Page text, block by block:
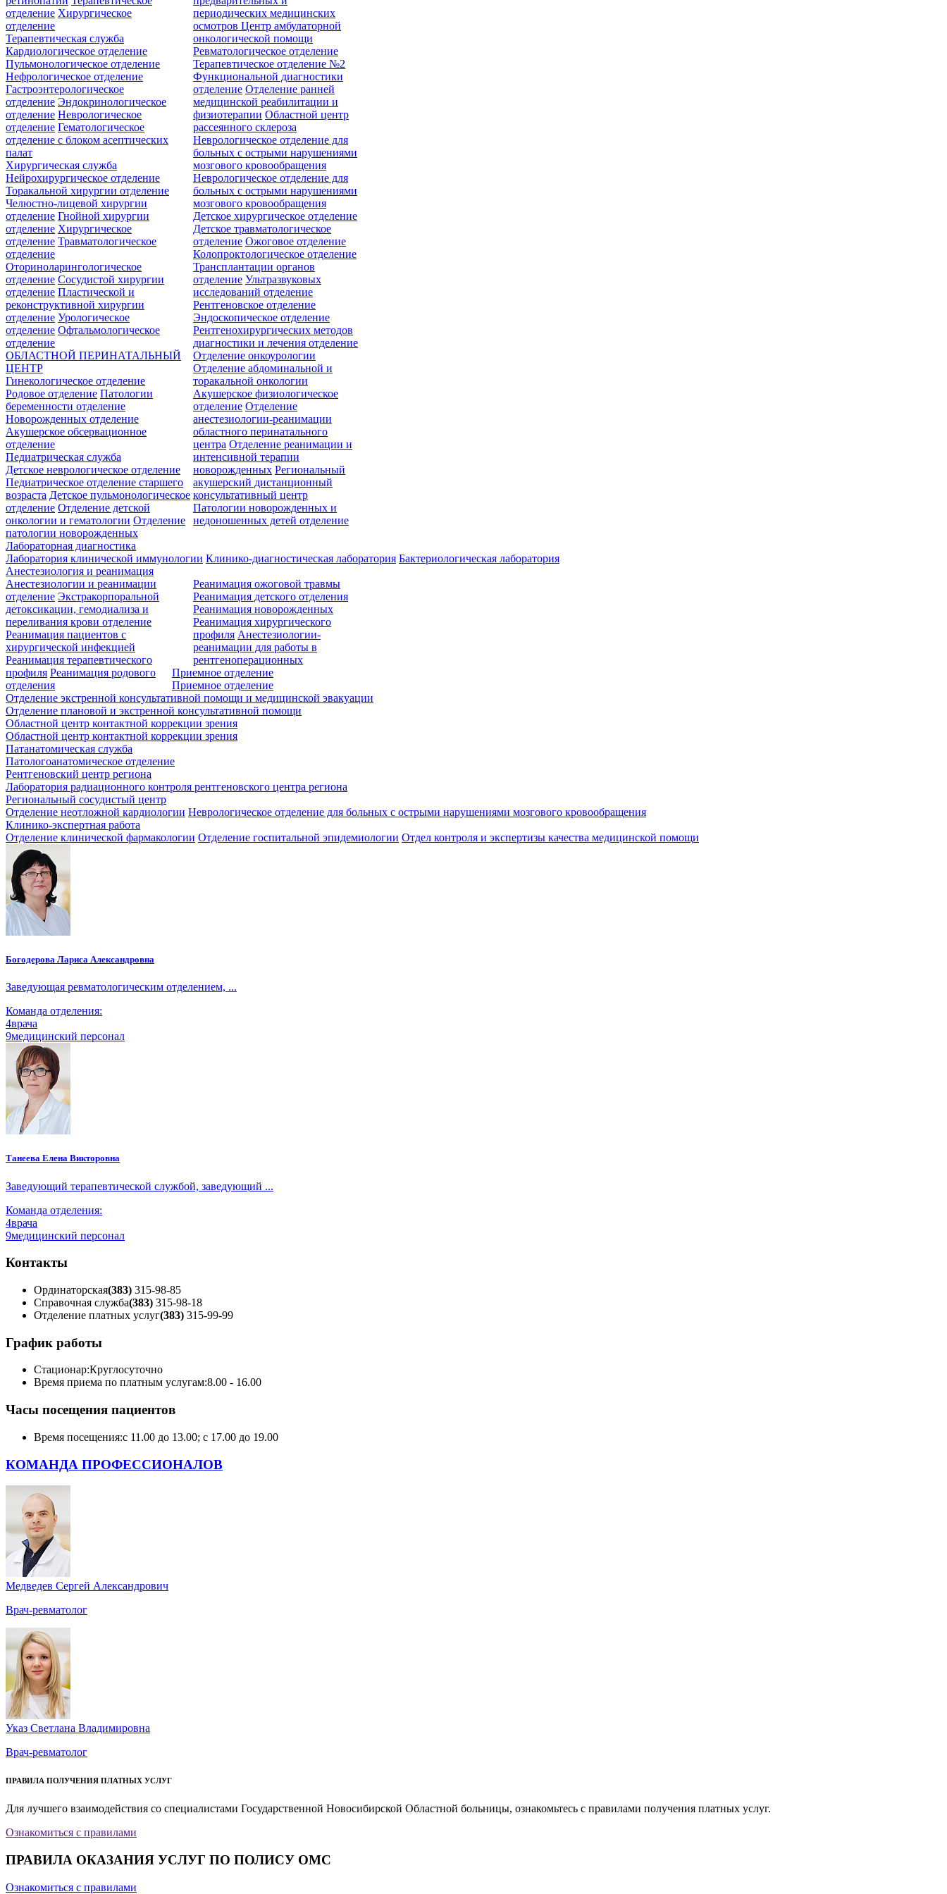
отделение Хирургическое
отделение
периодических медицинских
осмотровЦентр амбулаторной
онкологической помощи
Терапевтическая служба
Кардиологическое отделение
Пульмонологическое отделение
Нефрологическое отделение
Гастроэнтерологическое
отделение Эндокринологическое
отделение Неврологическое
отделение Гематологическое
отделение c блоком асептических
палат
Ревматологическое отделение
Терапевтическое отделение №2
Функциональной диагностики
отделение Отделение ранней
медицинской реабилитации и
физиотерапии Областной центр
рассеянного склероза
Неврологическое отделение для
больных с острыми нарушениями
мозгового кровообращения
Неврологическое отделение для
больных с острыми нарушениями
мозгового кровообращения
Хирургическая служба
Нейрохирургическое отделение
Торакальной хирургии отделение
Челюстно-лицевой хирургии
отделение Гнойной хирургии
отделение Хирургическое
отделение Травматологическое
отделение
Оториноларингологическое
отделение Сосудистой хирургии
отделение Пластической и
реконструктивной хирургии
отделение Урологическое
отделение Офтальмологическое
отделение
Детское хирургическое отделение
Детское травматологическое
отделение Ожоговое отделение
Колопроктологическое отделение
Трансплантации органов
отделение Ультразвуковых
исследований отделение
Рентгеновское отделение
Эндоскопическое отделение
Рентгенохирургических методов
диагностики и лечения отделение
Отделение онкоурологии
Отделение абдоминальной и
торакальной онкологии
ОБЛАСТНОЙ ПЕРИНАТАЛЬНЫЙ
ЦЕНТР
Гинекологическое отделение
Родовое отделение Патологии
беременности отделение
Новорожденных отделение
Акушерское обсервационное
отделение
Акушерское физиологическое
отделение Отделение
анестезиологии-реанимации
областного перинатального
центра Отделение реанимации и
интенсивной терапии
новорожденных Региональный
акушерский дистанционный
консультативный центр
Патологии новорожденных и
недоношенных детей отделение
Педиатрическая служба
Детское неврологическое отделение
Педиатрическое отделение старшего
возраста Детское пульмонологическое
отделение Отделение детской
онкологии и гематологии Отделение
патологии новорожденных
Лабораторная диагностика
Лаборатория клинической иммунологии Клинико-диагностическая лаборатория Бактериологическая лаборатория
Анестезиология и реанимация
Анестезиологии и реанимации
отделение Экстракорпоральной
детоксикации, гемодиализа и
переливания крови отделение
Реанимация пациентов с
хирургической инфекцией
Реанимация терапевтического
профиля Реанимация родового
отделения
Реанимация ожоговой травмы
Реанимация детского отделения
Реанимация новорожденных
Реанимация хирургического
профиля Анестезиологии-
реанимации для работы в
рентгеноперационных
Приемное отделение
Приемное отделение
Отделение экстренной консультативной помощи и медицинской эвакуации
Отделение плановой и экстренной консультативной помощи
Областной центр контактной коррекции зрения
Областной центр контактной коррекции зрения
Патанатомическая служба
Патологоанатомическое отделение
Рентгеновский центр региона
Лаборатория радиационного контроля рентгеновского центра региона
Региональный сосудистый центр
Отделение неотложной кардиологии Неврологическое отделение для больных с острыми нарушениями мозгового кровообращения
Клинико-экспертная работа
Отделение клинической фармакологии Отделение госпитальной эпидемиологии Отдел контроля и экспертизы качества медицинской помощи
Богодерова Лариса Александровна
Заведующая ревматологическим отделением, ...
Команда отделения:
4врача
9медицинский персонал
Танеева Елена Викторовна
Заведующий терапевтической службой, заведующий ...
Команда отделения:
4врача
9медицинский персонал
Контакты
Ординаторская(383) 315-98-85
Справочная служба(383) 315-98-18
Отделение платных услуг(383) 315-99-99
График работы
Стационар:Круглосуточно
Время приема по платным услугам:8.00 - 16.00
Часы посещения пациентов
Время посещения:с 11.00 до 13.00; с 17.00 до 19.00
КОМАНДА ПРОФЕССИОНАЛОВ
Медведев Сергей Александрович
Врач-ревматолог
Указ Светлана Владимировна
Врач-ревматолог
ПРАВИЛА ПОЛУЧЕНИЯ ПЛАТНЫХ УСЛУГ
Для лучшего взаимодействия со специалистами Государственной Новосибирской Областной больницы, ознакомьтесь с правилами получения платных услуг.
Ознакомиться с правилами
ПРАВИЛА ОКАЗАНИЯ УСЛУГ ПО ПОЛИСУ ОМС
Ознакомиться с правилами